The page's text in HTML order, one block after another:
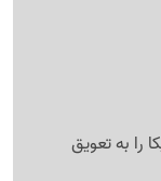
را به تعویق